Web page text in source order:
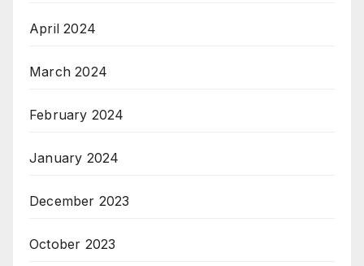
April 2024
March 2024
February 2024
January 2024
December 2023
October 2023